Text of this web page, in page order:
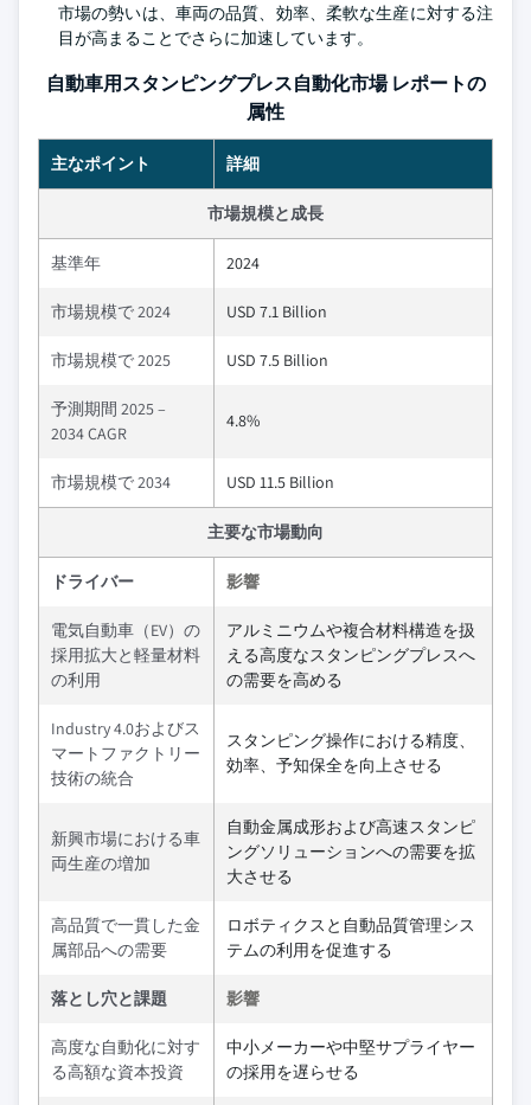
市場の勢いは、車両の品質、効率、柔軟な生産に対する注
目が高まることでさらに加速しています。
自動車用スタンピングプレス自動化市場 レポートの
属性
主なポイント 詳細
市場規模と成長
基準年 2024
市場規模で 2024 USD 7.1 Billion
市場規模で 2025 USD 7.5 Billion
予測期間 2025 –
2034 CAGR
4.8%
市場規模で 2034 USD 11.5 Billion
主要な市場動向
ドライバー 影響
電気自動車（EV）の
採用拡大と軽量材料
の利用
アルミニウムや複合材料構造を扱
える高度なスタンピングプレスへ
の需要を高める
Industry 4.0およびス
マートファクトリー
技術の統合
スタンピング操作における精度、
効率、予知保全を向上させる
新興市場における車
両生産の増加
自動金属成形および高速スタンピ
ングソリューションへの需要を拡
大させる
高品質で一貫した金
属部品への需要
ロボティクスと自動品質管理シス
テムの利用を促進する
落とし穴と課題 影響
高度な自動化に対す
る高額な資本投資
中小メーカーや中堅サプライヤー
の採用を遅らせる